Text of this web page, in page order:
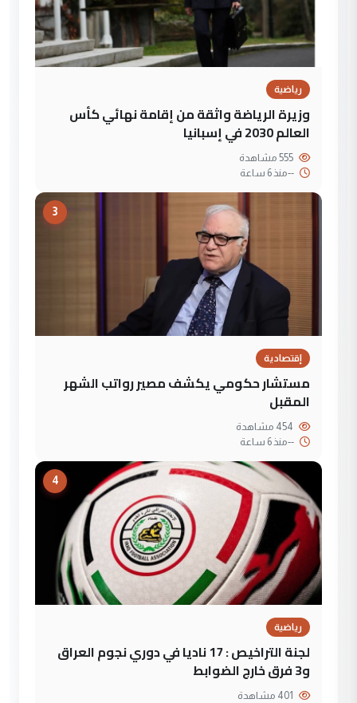
رياضية
وزيرة الرياضة واثقة من إقامة نهائي كأس
العالم 2030 في إسبانيا
--منذ 6 ساعة
3
إقتصادية
مستشار حكومي يكشف مصير رواتب الشهر
المقبل
--منذ 6 ساعة
4
رياضية
لجنة التراخيص : 17 ناديا في دوري نجوم العراق
و3 فرق خارج الضوابط